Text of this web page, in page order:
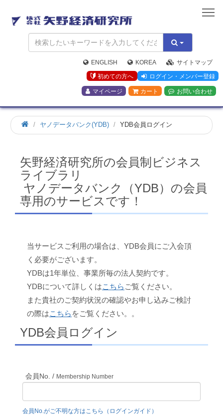
矢
野
経
済
研
究
所
ENGLISH KOREA
サイトマップ
初めての方へ
ログイン・メンバー登録
マイページ カート お問い合わせ
ホ
ー
ヤノデータバンク(YDB) YDB会員ログイン
矢野経済研究所の会員制ビジネス
ライブラリ
ヤノデータバンク（YDB）の会員
専用のサービスです！
当サービスご利用の場合は、YDB会員にご入会頂
く必要がございます。
YDBは1年単位、事業所毎の法人契約です。
YDBについて詳しくはこちら ご覧ください。
また貴社のご契約状況の確認やお申し込みご検討
の際はこちら をご覧ください。。
YDB会員ログイン
会員No. / Membership Number
会員No.がご不明な方はこちら（ログインガイド）